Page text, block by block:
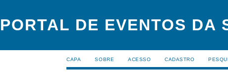
PORTAL DE EVENTOS DA
CAPA SOBRE ACESSO CADASTRO